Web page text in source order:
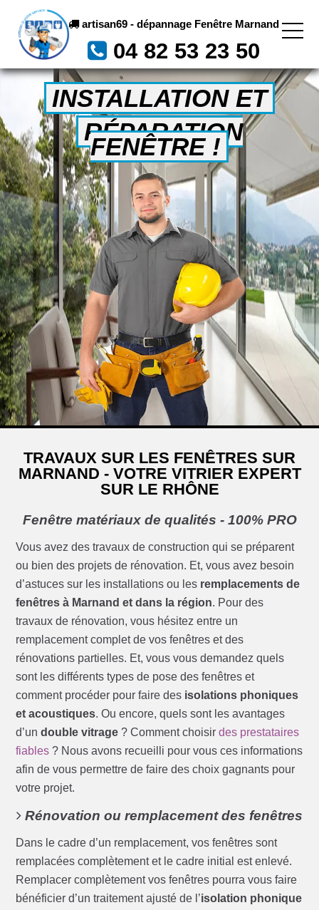
artisan69 - dépannage Fenêtre Marnand
04 82 53 23 50
INSTALLATION ET
RÉPARATION
FENÊTRE !
TRAVAUX SUR LES FENÊTRES SUR
MARNAND - VOTRE VITRIER EXPERT
SUR LE RHÔNE
Fenêtre matériaux de qualités - 100% PRO
Vous avez des travaux de construction qui se préparent
ou bien des projets de rénovation. Et, vous avez besoin
d’astuces sur les installations ou les remplacements de
fenêtres à Marnand et dans la région. Pour des
travaux de rénovation, vous hésitez entre un
remplacement complet de vos fenêtres et des
rénovations partielles. Et, vous vous demandez quels
sont les différents types de pose des fenêtres et
comment procéder pour faire des isolations phoniques
et acoustiques. Ou encore, quels sont les avantages
d’undouble vitrage ? Comment choisirdes prestataires
fiables ? Nous avons recueilli pour vous ces informations
afin de vous permettre de faire des choix gagnants pour
votre projet.
Rénovation ou remplacement des fenêtres
Dans le cadre d’un remplacement, vos fenêtres sont
remplacées complètement et le cadre initial est enlevé.
Remplacer complètement vos fenêtres pourra vous faire
bénéficier d’un traitement ajusté de l’isolation phonique